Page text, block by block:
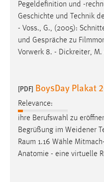
Pegeldefinition und -
Geschichte und Technik
- Voss., G., (2005):
und Gespräche zu
Vorwerk 8. - Dickreiter, M.
[PDF] BoysDay Plakat
Relevance:
ihre Berufswahl zu
Begrüßung im Weidener
Raum 1.16 Wähle
Anatomie - eine virtuelle